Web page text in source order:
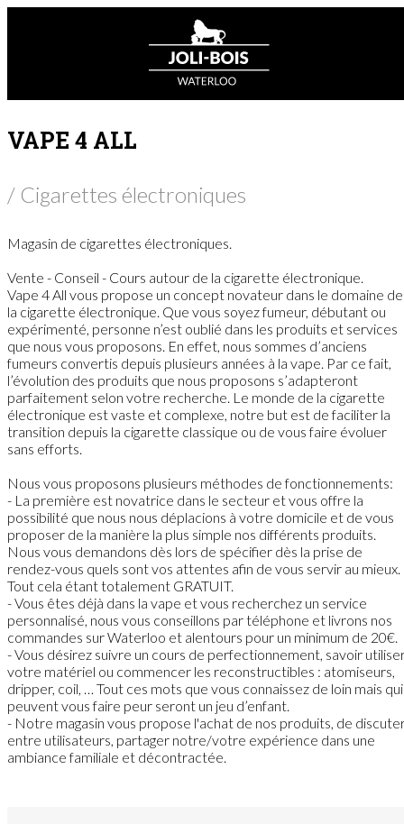
VAPE 4 ALL
/ Cigarettes électroniques
Magasin de cigarettes électroniques.
Vente - Conseil - Cours autour de la cigarette électronique.
Vape 4 All vous propose un concept novateur dans le domaine de
la cigarette électronique. Que vous soyez fumeur, débutant ou
expérimenté, personne n’est oublié dans les produits et services
que nous vous proposons. En effet, nous sommes d’anciens
fumeurs convertis depuis plusieurs années à la vape. Par ce fait,
l’évolution des produits que nous proposons s’adapteront
parfaitement selon votre recherche. Le monde de la cigarette
électronique est vaste et complexe, notre but est de faciliter la
transition depuis la cigarette classique ou de vous faire évoluer
sans efforts.
Nous vous proposons plusieurs méthodes de fonctionnements:
- La première est novatrice dans le secteur et vous offre la
possibilité que nous nous déplacions à votre domicile et de vous
proposer de la manière la plus simple nos différents produits.
Nous vous demandons dès lors de spécifier dès la prise de
rendez-vous quels sont vos attentes afin de vous servir au mieux.
Tout cela étant totalement GRATUIT.
- Vous êtes déjà dans la vape et vous recherchez un service
personnalisé, nous vous conseillons par téléphone et livrons nos
commandes sur Waterloo et alentours pour un minimum de 20€.
- Vous désirez suivre un cours de perfectionnement, savoir
votre matériel ou commencer les reconstructibles : atomiseurs,
dripper, coil, … Tout ces mots que vous connaissez de loin mais qui
peuvent vous faire peur seront un jeu d’enfant.
- Notre magasin vous propose l'achat de nos produits, de
entre utilisateurs, partager notre/votre expérience dans une
ambiance familiale et décontractée.